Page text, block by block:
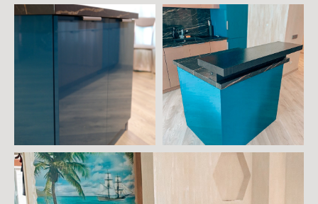
© "BCECBOU" 2016-2026
Блог
Портфолио
Политика обработки персональных данных
Вконтакте
Телеграм